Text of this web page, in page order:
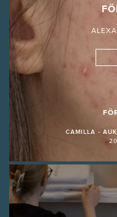
CAMILLA -